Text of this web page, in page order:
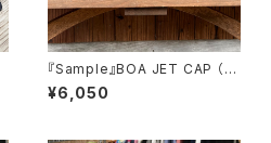
『Sample』BOA JET CAP （S
QUARE PATCH） ボアジェッ
トキャップ
¥6,050